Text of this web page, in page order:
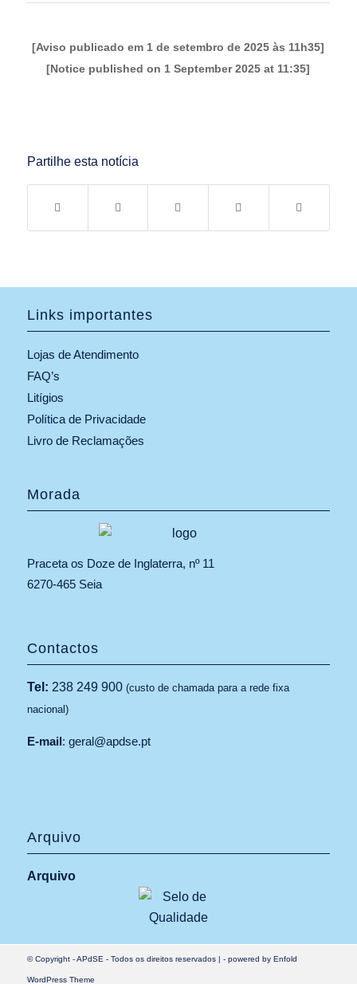
[Aviso publicado em 1 de setembro de 2025 às 11h35]
[Notice published on 1 September 2025 at 11:35]
Partilhe esta notícia
Links importantes
Lojas de Atendimento
FAQ’s
Litígios
Política de Privacidade
Livro de Reclamações
Morada
Praceta os Doze de Inglaterra, nº 11
6270-465 Seia
Contactos
Tel: 238 249 900(custo de chamada para a rede fixa
nacional)
E-mail: geral@apdse.pt
Arquivo
Arquivo
© Copyright -APdSE - Todos os direitos reservados | - powered by Enfold
WordPress Theme